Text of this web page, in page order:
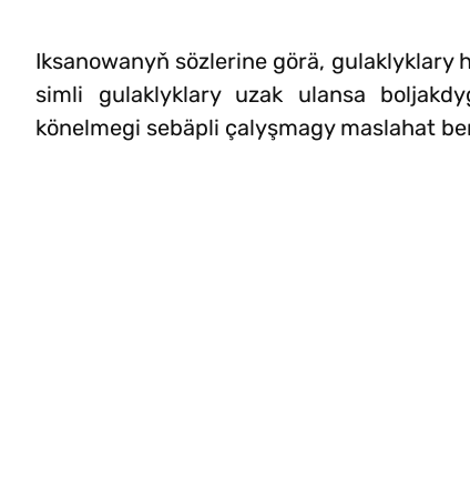
Iksanowanyň sözlerine görä, gulaklyklary
simli gulaklyklary uzak ulansa
könelmegi sebäpli çalyşmagy maslahat